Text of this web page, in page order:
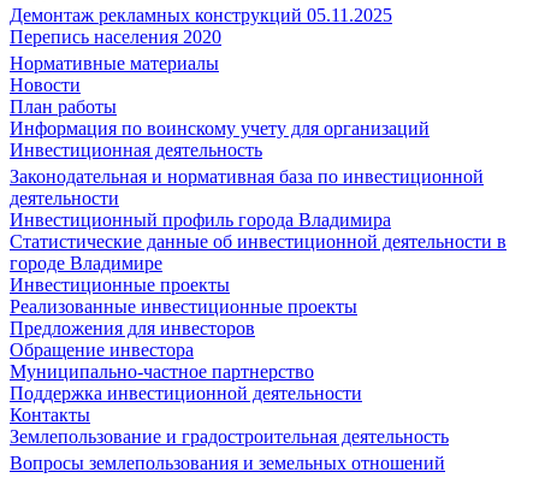
Демонтаж рекламных конструкций 05.11.2025
Перепись населения 2020
Нормативные материалы
Новости
План работы
Информация по воинскому учету для организаций
Инвестиционная деятельность
Законодательная и нормативная база по инвестиционной
деятельности
Инвестиционный профиль города Владимира
Статистические данные об инвестиционной деятельности в
городе Владимире
Инвестиционные проекты
Реализованные инвестиционные проекты
Предложения для инвесторов
Обращение инвестора
Муниципально-частное партнерство
Поддержка инвестиционной деятельности
Контакты
Землепользование и градостроительная деятельность
Вопросы землепользования и земельных отношений